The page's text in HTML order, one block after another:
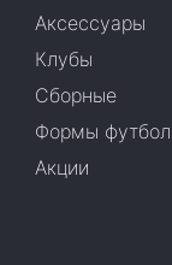
Аксессуары
Клубы
Сборные
Формы
Акции